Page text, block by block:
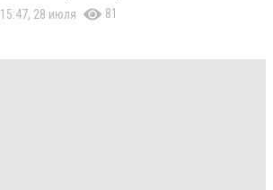
15:47, 28 июля 81